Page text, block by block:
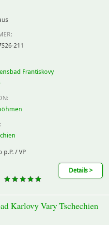
211
Frantiskovy
/ VP
Details >
Karlovy Vary Tschechien